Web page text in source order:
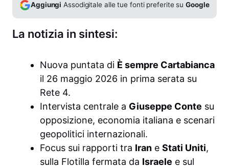
Aggiungi Assodigitale alle tue fonti preferite suGoogle
La notizia in sintesi:
Nuova puntata di È sempre Cartabianca
il 26 maggio 2026 in prima serata su
Rete 4.
Intervista centrale a Giuseppe Conte su
opposizione, economia italiana e scenari
geopolitici internazionali.
Focus sui rapporti tra Iran e Stati Uniti,
sulla Flotilla fermata da Israele e sul